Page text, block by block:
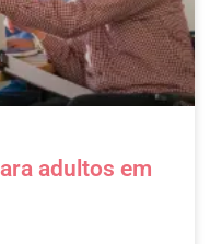
adultos em